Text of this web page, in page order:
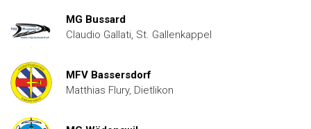
MG Bussard
Claudio Gallati, St. Gallenkappel
MFV Bassersdorf
Matthias Flury, Dietlikon